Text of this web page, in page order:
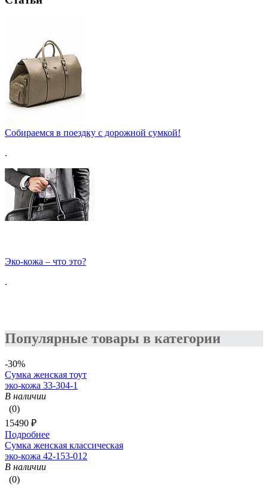
Собираемся в поездку с дорожной сумкой!
.
Эко-кожа – что это?
.
Популярные товары в категории
-30%
Сумка женская тоут
эко-кожа 33-304-1
В наличии
(0)
15490 ₽
Подробнее
Сумка женская классическая
эко-кожа 42-153-012
В наличии
(0)